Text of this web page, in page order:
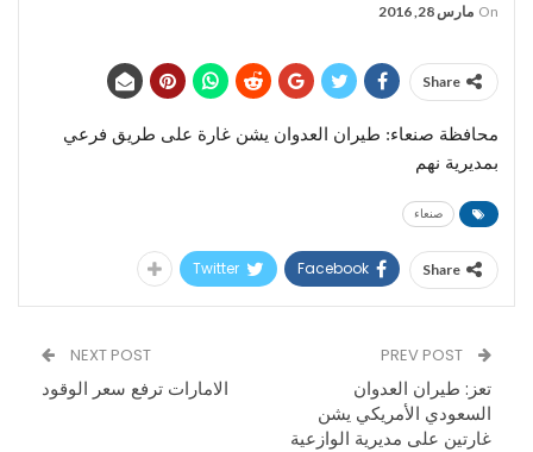
On مارس 28, 2016
Share
محافظة صنعاء: طيران العدوان يشن غارة على طريق فرعي
بمديرية نهم
صنعاء
Share
Facebook
Twitter
تعز: طيران العدوان
السعودي الأمريكي يشن
غارتين على مديرية الوازعية
NEXT POST
الامارات ترفع سعر الوقود